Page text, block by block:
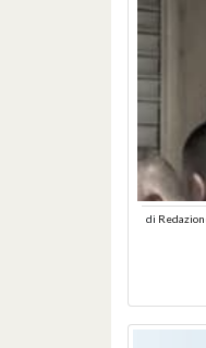
Redazione